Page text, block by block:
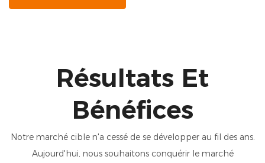
Résultats Et
Bénéfices
Notre marché cible n'a cessé de se développer au fil des ans.
Aujourd'hui, nous souhaitons conquérir le marché